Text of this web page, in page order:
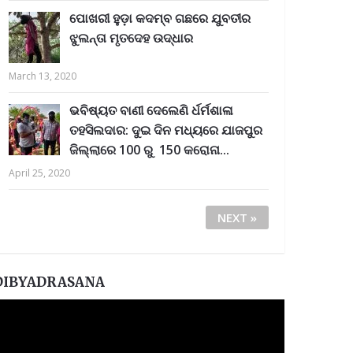
ପୋଖରୀ ହୁଡ଼ା କଦମ୍ବ ଗଛରେ ଯୁବତୀର
ଝୁଲନ୍ତା ମୃତଦେହ ଉଦ୍ଧାର
March 13, 2020
ଭବିଷ୍ୟତ ବାଣୀ ଦେଲେଣି ର୍ଧର୍ମଶାଳା
ତହସିଲଦାର: ଦୁଇ ଦିନ ମଧ୍ୟରେ ଯାଜପୁର
ଜିଲ୍ଲାରେ 100 ରୁ 150 କରୋନା...
April 25, 2020
NEXT »